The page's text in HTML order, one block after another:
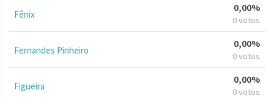
Fênix
0,00%
0 votos
Fernandes Pinheiro
0,00%
0 votos
Figueira
0,00%
0 votos